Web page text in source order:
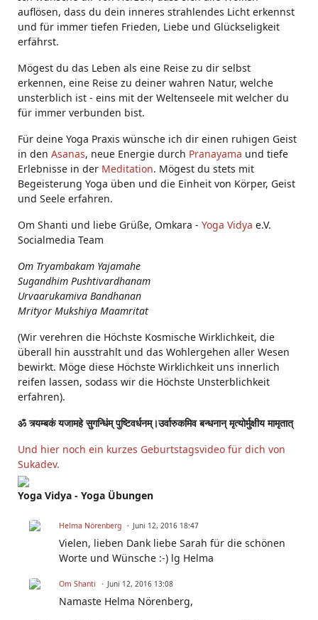
auflösen, dass du dein inneres strahlendes Licht erkennst
und für immer tiefen Frieden, Liebe und Glückseligkeit
erfährst.
Mögest du das Leben als eine Reise zu dir selbst
erkennen, eine Reise zu deiner wahren Natur, welche
unsterblich ist - eins mit der Weltenseele mit welcher du
für immer verbunden bist.
Für deine Yoga Praxis wünsche ich dir einen ruhigen Geist
in den Asanas, neue Energie durch Pranayama und tiefe
Erlebnisse in der Meditation. Mögest du stets mit
Begeisterung Yoga üben und die Einheit von Körper, Geist
und Seele erfahren.
Om Shanti und liebe Grüße, Omkara - Yoga Vidya e.V.
Socialmedia Team
Om Tryambakam Yajamahe
Sugandhim Pushtivardhanam
Urvaarukamiva Bandhanan
Mrityor Mukshiya Maamritat
(Wir verehren die Höchste Kosmische Wirklichkeit, die
überall hin ausstrahlt und das Wohlergehen aller Wesen
bewirkt. Möge diese Höchste Wirklichkeit uns innerlich
reifen lassen, sodass wir die Höchste Unsterblichkeit
erfahren).
ॐ त्र्यम्बकं यजामहे सुगन्धिंम् पुष्टिवर्धनम्।उर्वारुकमिव बन्धनान् मृत्योर्मुक्षीय मामृतात्
Und hier noch ein kurzes Geburtstagsvideo für dich von
Sukadev.
Yoga Vidya - Yoga Übungen
Helma Nörenberg Juni 12, 2016 18:47
Vielen, lieben Dank liebe Sarah für die schönen
Worte und Wünsche :-) lg Helma
Om Shanti Juni 12, 2016 13:08
Namaste Helma Nörenberg,